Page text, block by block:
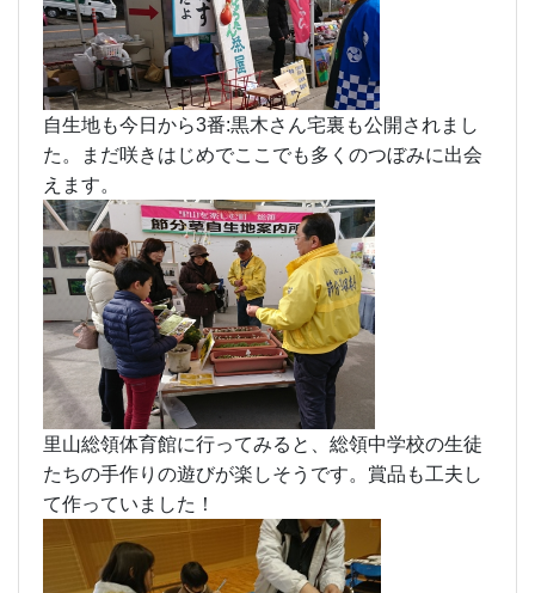
自生地も今日から3番:黒木さん宅裏も公開されまし
た。まだ咲きはじめでここでも多くのつぼみに出会
えます。
里山総領体育館に行ってみると、総領中学校の生徒
たちの手作りの遊びが楽しそうです。賞品も工夫し
て作っていました！